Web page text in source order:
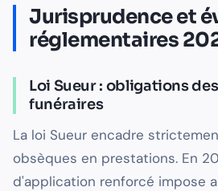
Jurisprudence et
réglementaires
Loi Sueur : obligations
funéraires
La loi Sueur encadre
obsèques en prestations. En
d'application renforcé impose